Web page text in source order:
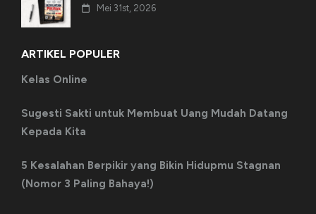
Mei 31st, 2026
ARTIKEL POPULER
Kelas Online
Sugesti Sakti untuk Membuat Uang Mudah Datang
Kepada Kita
5 Kesalahan Berpikir yang Bikin Hidupmu Stagnan
(Nomor 3 Paling Bahaya!)